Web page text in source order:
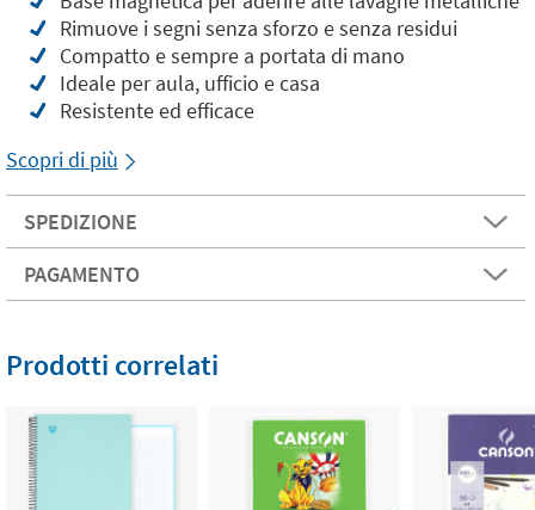
Rimuove i segni senza sforzo e senza residui
Compatto e sempre a portata di mano
Ideale per aula, ufficio e casa
Resistente ed efficace
Scopri di più
SPEDIZIONE
PAGAMENTO
Prodotti correlati